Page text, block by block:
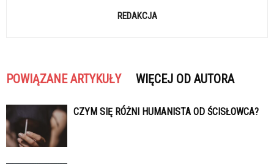
REDAKCJA
POWIĄZANE ARTYKUŁY WIĘCEJ OD AUTORA
CZYM SIĘ RÓŻNI HUMANISTA OD ŚCISŁOWCA?